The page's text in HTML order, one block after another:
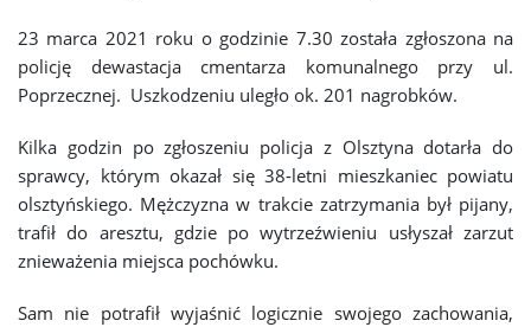
23 marca 2021 roku o godzinie 7.30 została zgłoszona na
policję dewastacja cmentarza komunalnego przy ul.
Poprzecznej. Uszkodzeniu uległo ok. 201 nagrobków.
Kilka godzin po zgłoszeniu policja z Olsztyna dotarła do
sprawcy, którym okazał się 38-letni mieszkaniec powiatu
olsztyńskiego. Mężczyzna w trakcie zatrzymania był pijany,
trafił do aresztu, gdzie po wytrzeźwieniu usłyszał zarzut
znieważenia miejsca pochówku.
Sam nie potrafił wyjaśnić logicznie swojego zachowania,